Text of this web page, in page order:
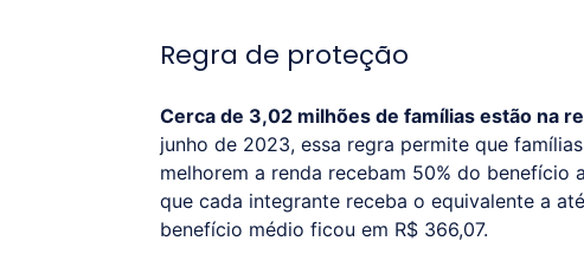
Regra de proteção
Cerca de 3,02 milhões de famílias estão na
junho de 2023, essa regra permite que
melhorem a renda recebam 50% do
que cada integrante receba o equivalente a
benefício médio ficou em R$ 366,07.